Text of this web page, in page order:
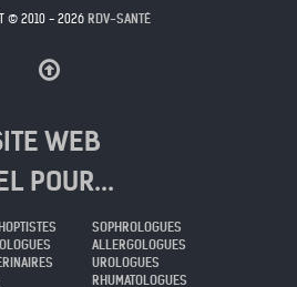
© 2010 - 2026 RDV-SANTÉ
WEB
POUR...
SOPHROLOGUES
ALLERGOLOGUES
UROLOGUES
RHUMATOLOGUES